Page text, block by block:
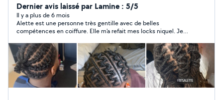
Actuellement indisponible ( Juin, Juillet et Août ) A
bientôt :)
Dernier avis laissé par Lamine : 5/5
Il y a plus de 6 mois
Alette est une personne très gentille avec de belles
compétences en coiffure. Elle m'a refait mes locks niquel. Je